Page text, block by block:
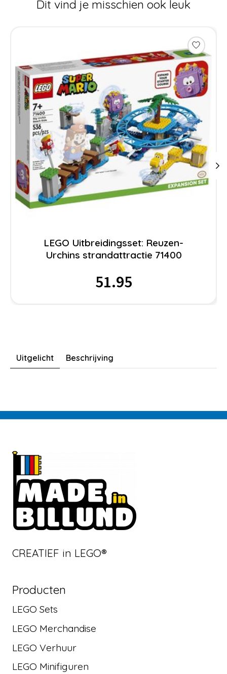
Dit vind je misschien ook leuk
LEGO Uitbreidingsset: Reuzen-
Urchins strandattractie 71400
51.95
Uitgelicht Beschrijving
CREATIEF in LEGO®
Producten
LEGO Sets
LEGO Merchandise
LEGO Verhuur
LEGO Minifiguren